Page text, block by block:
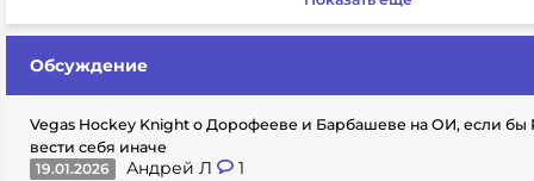
Обсуждение
Vegas Hockey Knight о Дорофееве и Барбашеве на ОИ, если бы
вести себя иначе
19.01.2026
Андрей Л 1